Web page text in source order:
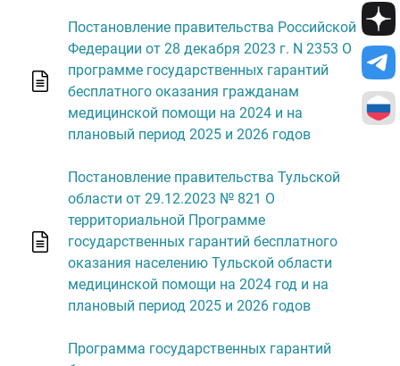
Постановление правительства Российской
Федерации от 28 декабря 2023 г. N 2353 О
программе государственных гарантий
бесплатного оказания гражданам
медицинской помощи на 2024 и на
плановый период 2025 и 2026 годов
Постановление правительства Тульской
области от 29.12.2023 № 821 О
территориальной Программе
государственных гарантий бесплатного
оказания населению Тульской области
медицинской помощи на 2024 год и на
плановый период 2025 и 2026 годов
Программа государственных гарантий